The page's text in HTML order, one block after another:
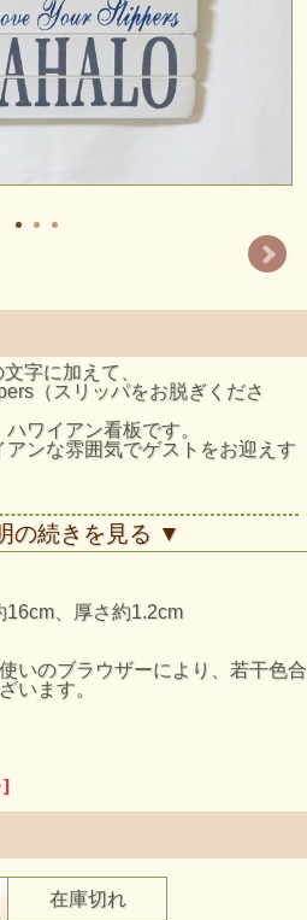
字に加えて、
（スリッパをお脱ぎくださ
ワイアン看板です。
ンな雰囲気でゲストをお迎えす
ルデザイン部分は鉄製となって
の続きを見る ▼
16cm、厚さ約1.2cm
いのブラウザーにより、若干色合
います。
]
在庫切れ